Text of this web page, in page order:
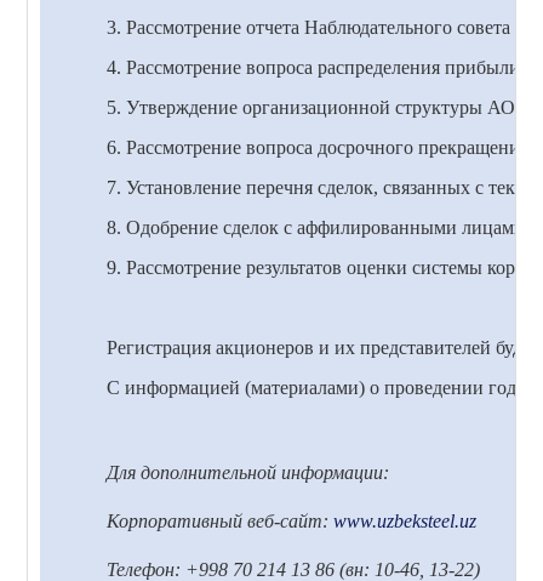
3. Рассмотрение отчета Наблюдательного совета
4. Рассмотрение вопроса распределения прибыли
5. Утверждение организационной структуры АО
6. Рассмотрение вопроса досрочного
7. Установление перечня сделок, связанных с
8. Одобрение сделок с аффилированными лицами
9. Рассмотрение результатов оценки системы
Регистрация акционеров и их представителей
С информацией (материалами) о проведении
Для дополнительной информации:
Корпоративный веб-сайт:www.uzbeksteel.uz
Телефон: +998 70 214 13 86 (вн: 10-46, 13-22)